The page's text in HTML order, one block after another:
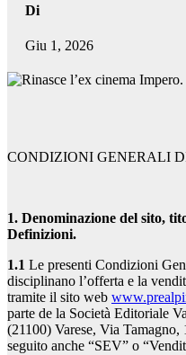
Di
Giu 1, 2026
CONDIZIONI GENERALI
1. Denominazione del sito,
Definizioni.
1.1 Le presenti Condizioni
disciplinano l’offerta e la
tramite il sito web
parte de la Società Editoriale
(21100) Varese, Via
seguito anche “SEV” o